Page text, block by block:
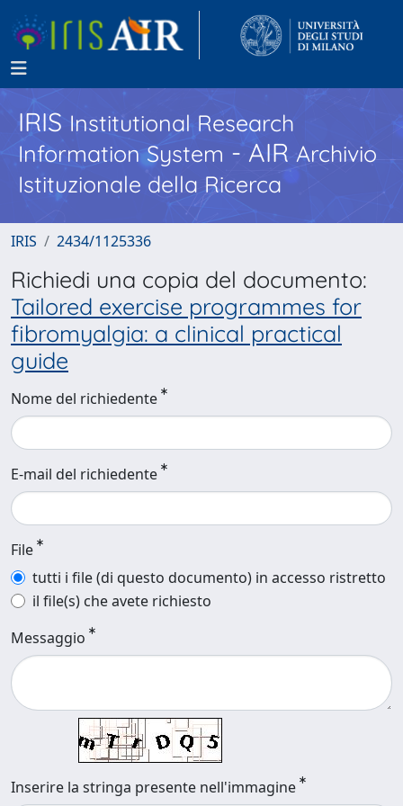
IRISInstitutional Research
Information System - AIR Archivio
Istituzionale della Ricerca
IRIS 2434/1125336
Richiedi una copia del documento:
Tailored exercise programmes for
fibromyalgia: a clinical practical
guide
Nome del richiedente
E-mail del richiedente
File
tutti i file (di questo documento) in accesso ristretto
il file(s) che avete richiesto
Messaggio
Inserire la stringa presente nell'immagine